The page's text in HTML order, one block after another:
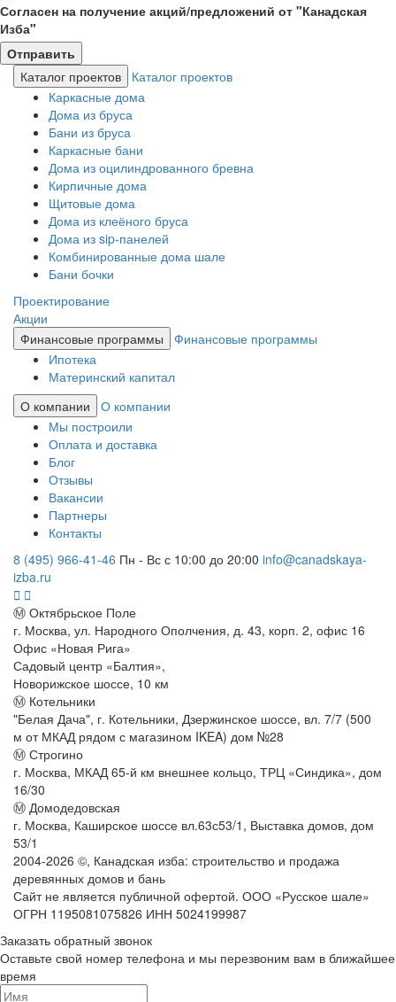
Согласен на получение акций/предложений от "Канадская
Изба"
Каталог проектов
Каталог проектов
Каркасные дома
Дома из бруса
Бани из бруса
Каркасные бани
Дома из оцилиндрованного бревна
Кирпичные дома
Щитовые дома
Дома из клеёного бруса
Дома из sip-панелей
Комбинированные дома шале
Бани бочки
Проектирование
Акции
Финансовые программы
Финансовые программы
Ипотека
Материнский капитал
О компании
О компании
Мы построили
Оплата и доставка
Блог
Отзывы
Вакансии
Партнеры
Контакты
8 (495) 966-41-46 Пн - Вс с 10:00 до 20:00 info@canadskaya-
izba.ru
Ⓜ Октябрьское Поле
г. Москва, ул. Народного Ополчения, д. 43, корп. 2, офис 16
Офис «Новая Рига»
Садовый центр «Балтия»,
Новорижское шоссе, 10 км
Ⓜ Котельники
"Белая Дача", г. Котельники, Дзержинское шоссе, вл. 7/7 (500
м от МКАД рядом с магазином IKEA) дом №28
Ⓜ Строгино
г. Москва, МКАД 65-й км внешнее кольцо, ТРЦ «Синдика», дом
16/30
Ⓜ Домодедовская
г. Москва, Каширское шоссе вл.63с53/1, Выставка домов, дом
53/1
2004-2026 ©, Канадская изба: строительство и продажа
деревянных домов и бань
Сайт не является публичной офертой. ООО «Русское шале»
ОГРН 1195081075826 ИНН 5024199987
Заказать обратный звонок
Оставьте свой номер телефона и мы перезвоним вам в ближайшее
время